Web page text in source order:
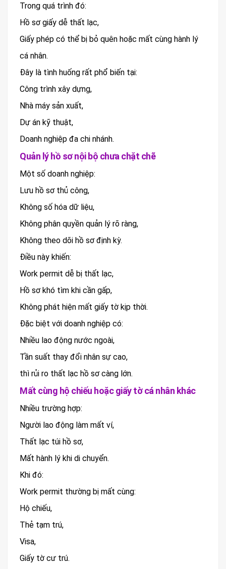
Trong quá trình đó:
Hồ sơ giấy dễ thất lạc,
Giấy phép có thể bị bỏ quên hoặc mất cùng hành lý
cá nhân.
Đây là tình huống rất phổ biến tại:
Công trình xây dựng,
Nhà máy sản xuất,
Dự án kỹ thuật,
Doanh nghiệp đa chi nhánh.
Quản lý hồ sơ nội bộ chưa chặt chẽ
Một số doanh nghiệp:
Lưu hồ sơ thủ công,
Không số hóa dữ liệu,
Không phân quyền quản lý rõ ràng,
Không theo dõi hồ sơ định kỳ.
Điều này khiến:
Work permit dễ bị thất lạc,
Hồ sơ khó tìm khi cần gấp,
Không phát hiện mất giấy tờ kịp thời.
Đặc biệt với doanh nghiệp có:
Nhiều lao động nước ngoài,
Tần suất thay đổi nhân sự cao,
thì rủi ro thất lạc hồ sơ càng lớn.
Mất cùng hộ chiếu hoặc giấy tờ cá nhân khác
Nhiều trường hợp:
Người lao động làm mất ví,
Thất lạc túi hồ sơ,
Mất hành lý khi di chuyển.
Khi đó:
Work permit thường bị mất cùng:
Hộ chiếu,
Thẻ tạm trú,
Visa,
Giấy tờ cư trú.